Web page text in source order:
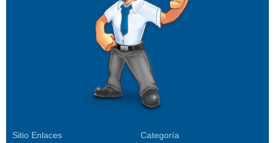
Sitio Enlaces Categoría